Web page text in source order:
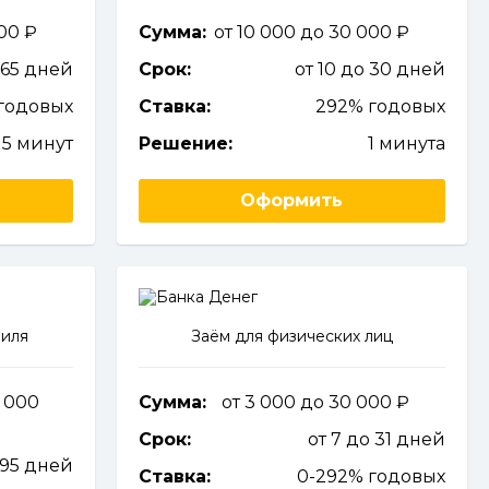
дней
5 минут
Сумма: от 10 000 до 30 000
Срок:
от 10 до 30 дней
Ставка:
292% годовых
Решение:
1 минута
Оформить
000
дней
Заём для физических лиц
Сумма:
от 3 000 до 30 000
Срок:
от 7 до 31 дней
Ставка:
0-292% годовых